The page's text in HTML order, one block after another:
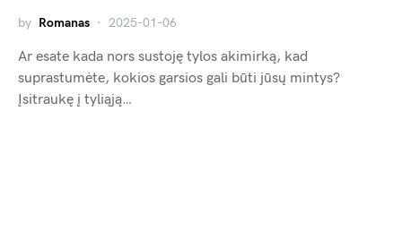
by Romanas 2025-01-06
Ar esate kada nors sustoję tylos akimirką, kad
suprastumėte, kokios garsios gali būti jūsų mintys?
Įsitraukę į tyliąją…